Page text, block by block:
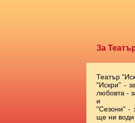
За
Театър
"Искри" -
любовта -
и
"Сезони" -
ще ни води